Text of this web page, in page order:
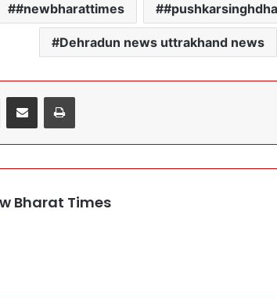
#newbharattimes
Dehradun news uttrakhand news
Share via Email Print
Bharat Times